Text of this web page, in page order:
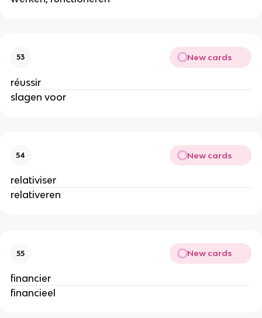
53 New cards
réussir
slagen voor
54 New cards
relativiser
relativeren
55 New cards
financier
financieel